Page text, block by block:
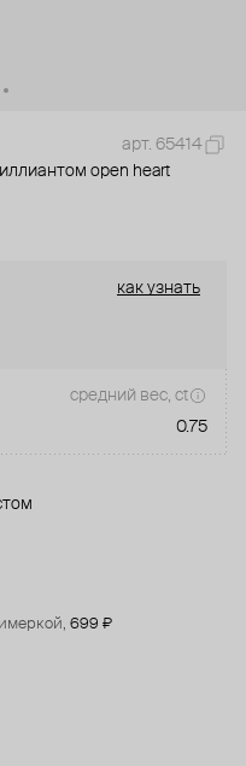
арт. 65414
open heart
как узнать
средний вес, ct
0.75
699 ₽